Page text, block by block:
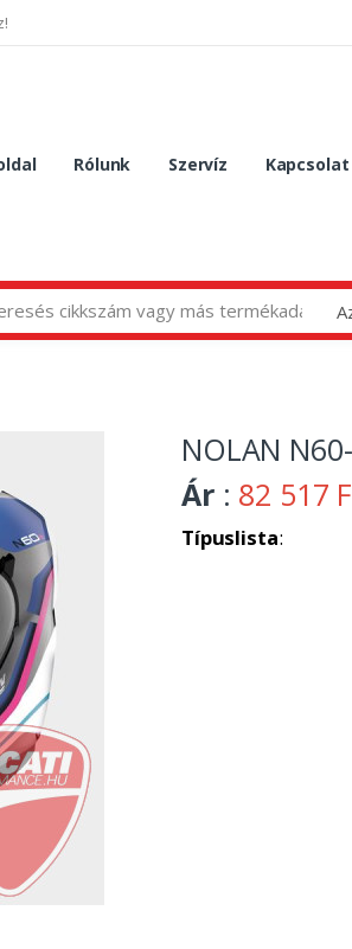
Rólunk Szervíz Kapcsolat
NOLAN
Ár : 82 517
Típuslista: